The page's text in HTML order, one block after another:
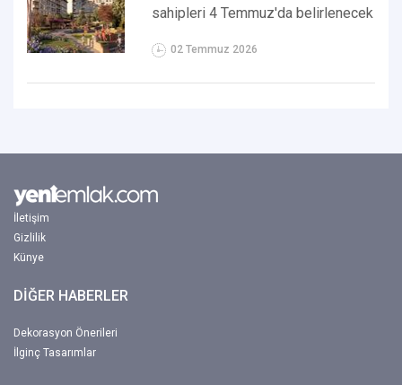
sahipleri 4 Temmuz'da belirlenecek
02 Temmuz 2026
İletişim
Gizlilik
Künye
DİĞER HABERLER
Dekorasyon Önerileri
İlginç Tasarımlar